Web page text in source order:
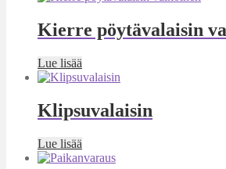
Kierre pöytävalaisin
Lue lisää
Klipsuvalaisin
Lue lisää